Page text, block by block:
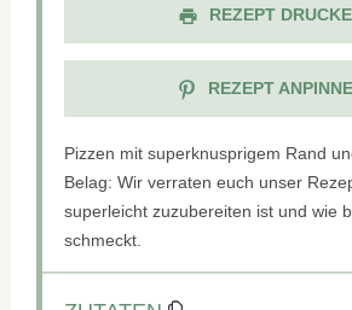
REZEPT
REZEPT
Pizzen mit superknusprigem Rand
Belag: Wir verraten euch unser
superleicht zuzubereiten ist und wie
schmeckt.